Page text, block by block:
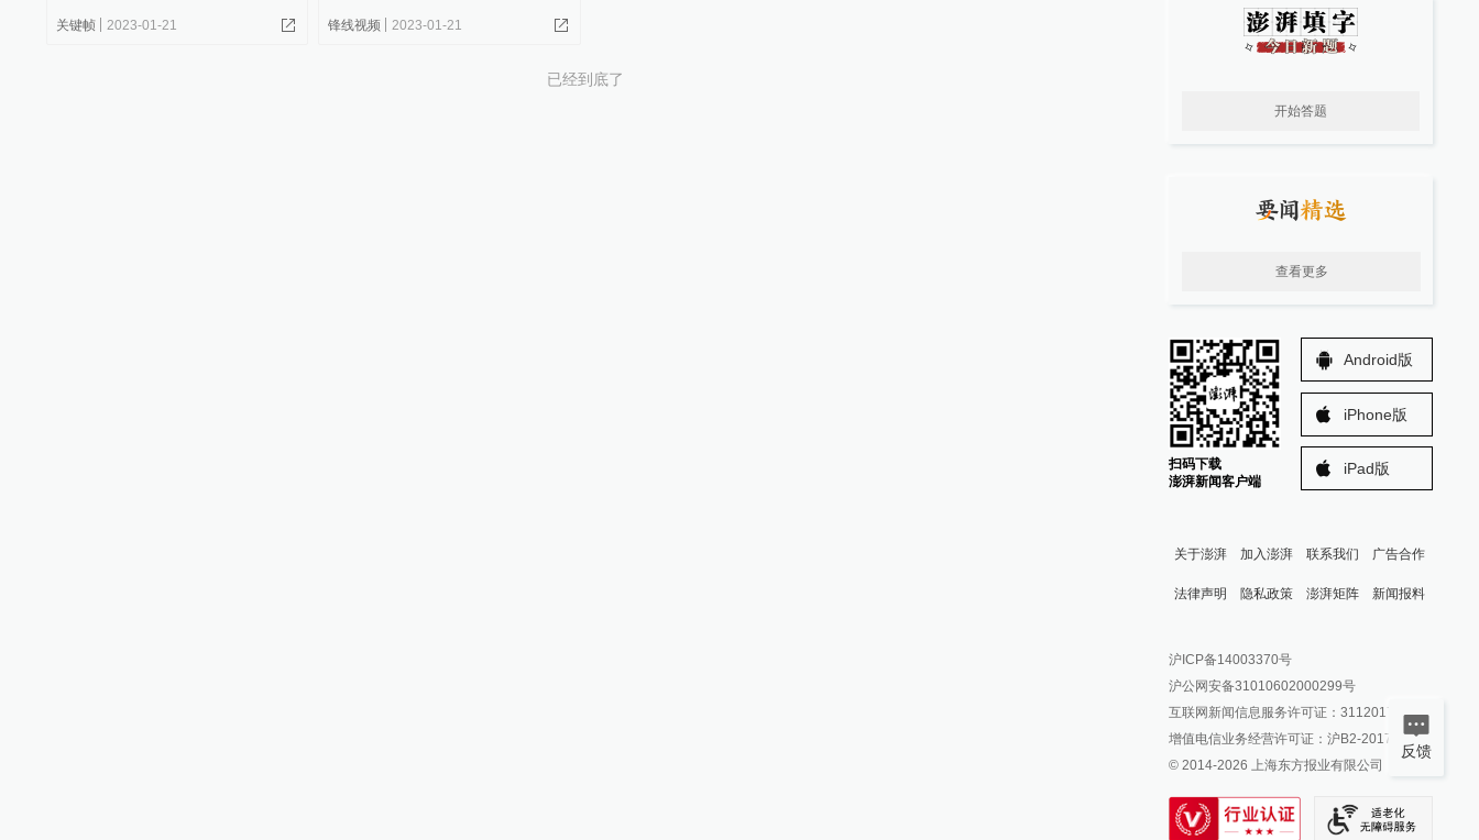
关键帧 2023-01-21 锋线视频 2023-01-21
已经到底了
开始答题
查看更多
扫码下载
澎湃新闻客户端
Android版
iPhone版
iPad版
关于澎湃 加入澎湃 联系我们 广告合作
法律声明 隐私政策 澎湃矩阵
澎湃新闻公众号
澎湃新闻抖音号
派生万物开放平台
IP SHANGHAI
SIXTH TONE
新闻报料
报料邮箱: news@thepaper.cn
沪ICP备14003370号
沪公网安备31010602000299号
互联网新闻信息服务许可证：31120170006
增值电信业务经营许可证：沪B2-2017116
© 2014-2026 上海东方报业有限公司
反馈